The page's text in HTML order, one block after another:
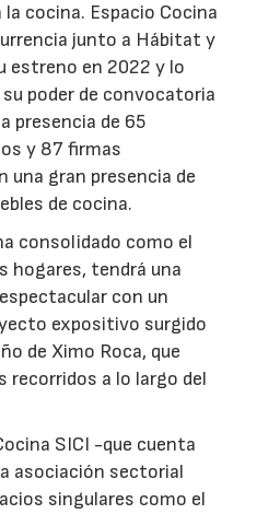
cocina. Espacio Cocina
junto a Hábitat y
estreno en 2022 y lo
poder de convocatoria
presencia de 65
y 87 firmas
una gran presencia de
de cocina.
consolidado como el
hogares, tendrá una
con un
expositivo surgido
de Ximo Roca, que
recorridos a lo largo del
SICI -que cuenta
asociación sectorial
singulares como el